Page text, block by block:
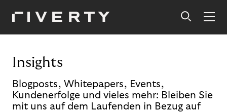
Insights
Blogposts, Whitepapers, Events,
Kundenerfolge und vieles mehr: Bleiben Sie
mit uns auf dem Laufenden in Bezug auf